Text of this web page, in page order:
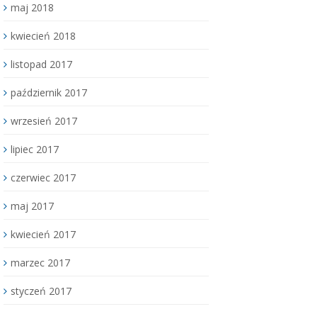
maj 2018
kwiecień 2018
listopad 2017
październik 2017
wrzesień 2017
lipiec 2017
czerwiec 2017
maj 2017
kwiecień 2017
marzec 2017
styczeń 2017